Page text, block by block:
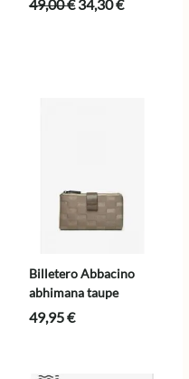
49,00€ El
34,30€El
Billetero Abbacino
abhimana taupe
49,95€